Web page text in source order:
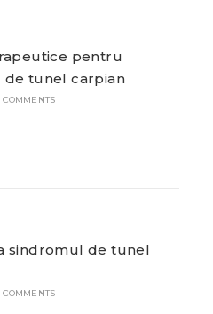
pentru
de tunel carpian
sindromul de tunel